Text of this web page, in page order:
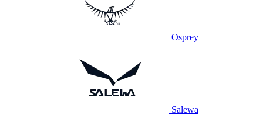
Osprey
Salewa